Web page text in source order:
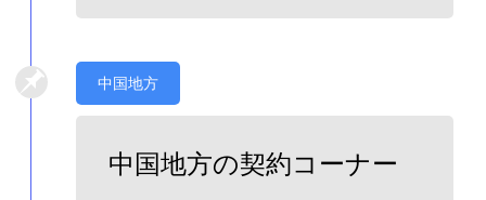
中国地方
中国地方の契約コーナー